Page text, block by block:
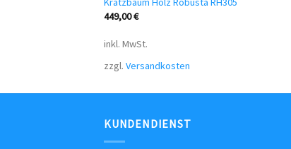
449,00€
inkl. MwSt.
zzgl. Versandkosten
KUNDENDIENST